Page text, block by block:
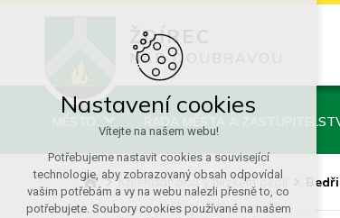
ŽDÍREC
NAD DOUBRAVOU
RADA MĚSTA A
Kalendář akcí v blízkém okolí
Nastavení cookies
Vítejte na našem webu!
Potřebujeme nastavit cookies a související
technologie, aby zobrazovaný obsah odpovídal
vašim potřebám a vy na webu nalezli přesně to, co
potřebujete. Soubory cookies používané na našem